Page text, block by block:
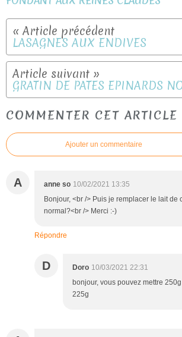
LASAGNES AUX ENDIVES
COMMENTER CET ARTICLE
Ajouter un commentaire
A anne so 10/02/2021 13:35
Bonjour, <br /> Puis je remplacer le lait de
normal?<br /> Merci :-)
Répondre
D Doro 10/03/2021 22:31
bonjour, vous pouvez mettre
225g